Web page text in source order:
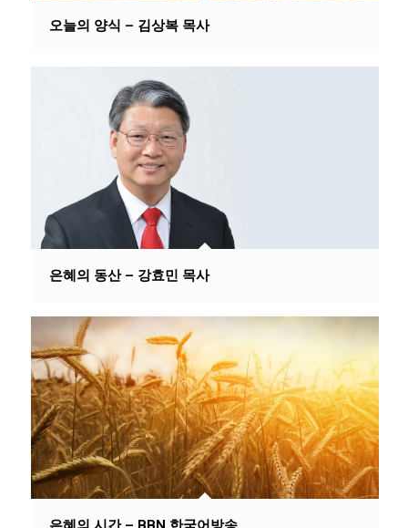
오늘의 양식 – 김상복 목사
은혜의 동산 – 강효민 목사